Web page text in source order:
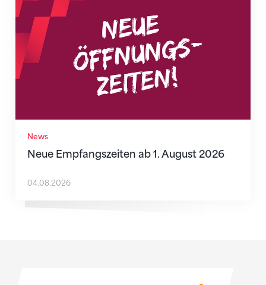
News
Neue Empfangszeiten ab 1. August 2026
04.08.2026